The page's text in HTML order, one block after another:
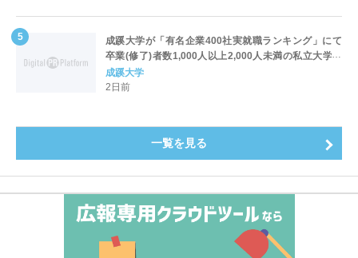
成蹊大学が「有名企業400社実就職ランキング」にて
卒業(修了)者数1,000人以上2,000人未満の私立大学で
全国第1位を獲得！～実就職率は26.5%（前年比＋
4.3pt）に伸長、東京の私立大学でも10位にランクイン
成蹊大学
2日前
一覧を見る